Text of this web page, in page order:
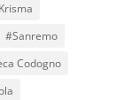
#Sanremo
Codogno